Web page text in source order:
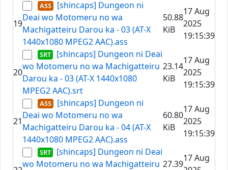
19
[shincaps] Dungeon ni
Deai wo Motomeru no wa
Machigatteiru Darou ka - 03 (AT-X
1440x1080 MPEG2 AAC).ass
50.88
KiB
17 Aug
2025
19:15:39
20
[shincaps] Dungeon ni Deai
wo Motomeru no wa Machigatteiru
Darou ka - 03 (AT-X 1440x1080
MPEG2 AAC).srt
23.14
KiB
17 Aug
2025
19:15:39
21
[shincaps] Dungeon ni
Deai wo Motomeru no wa
Machigatteiru Darou ka - 04 (AT-X
1440x1080 MPEG2 AAC).ass
60.80
KiB
17 Aug
2025
19:15:39
[shincaps] Dungeon ni Deai
wo Motomeru no wa Machigatteiru 27.39
17 Aug